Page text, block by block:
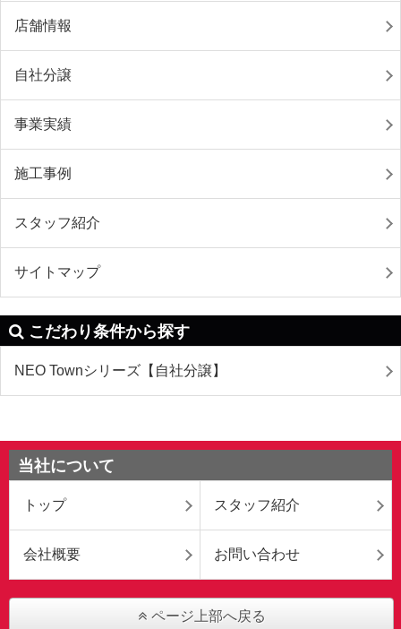
店舗情報
自社分譲
事業実績
施工事例
スタッフ紹介
サイトマップ
こだわり条件から探す
NEO Townシリーズ【自社分譲】
当社について
トップ スタッフ紹介
会社概要 お問い合わせ
ページ上部へ戻る